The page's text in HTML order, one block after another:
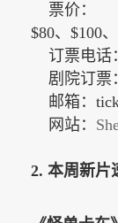
票价：
$80、$100
订票电话
剧院订票：
邮箱：
网站：
2. 本周新片